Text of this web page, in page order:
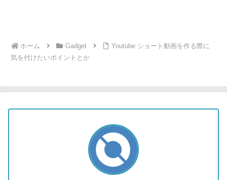
ホーム Gadget
Youtube ショート動画を作る際に
気を付けたいポイントとか